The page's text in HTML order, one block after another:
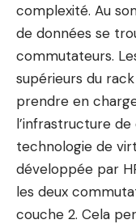
complexité. Au
de données se
commutateurs.
supérieurs du
prendre en
l’infrastructure de
technologie de
développée par
les deux
couche 2. Cela